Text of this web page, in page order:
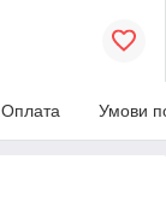
Оплата Умови